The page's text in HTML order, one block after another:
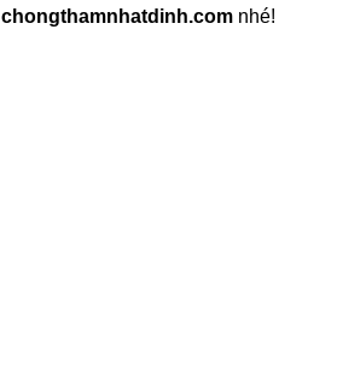
chongthamnhatdinh.com nhé!